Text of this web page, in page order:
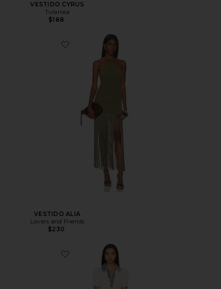
VESTIDO CYRUS
Tularosa
$188
VESTIDO ALIA
Lovers and Friends
$230